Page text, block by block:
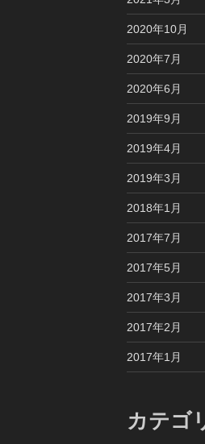
2020年10月
2020年7月
2020年6月
2019年9月
2019年4月
2019年3月
2018年1月
2017年7月
2017年5月
2017年3月
2017年2月
2017年1月
カテゴ